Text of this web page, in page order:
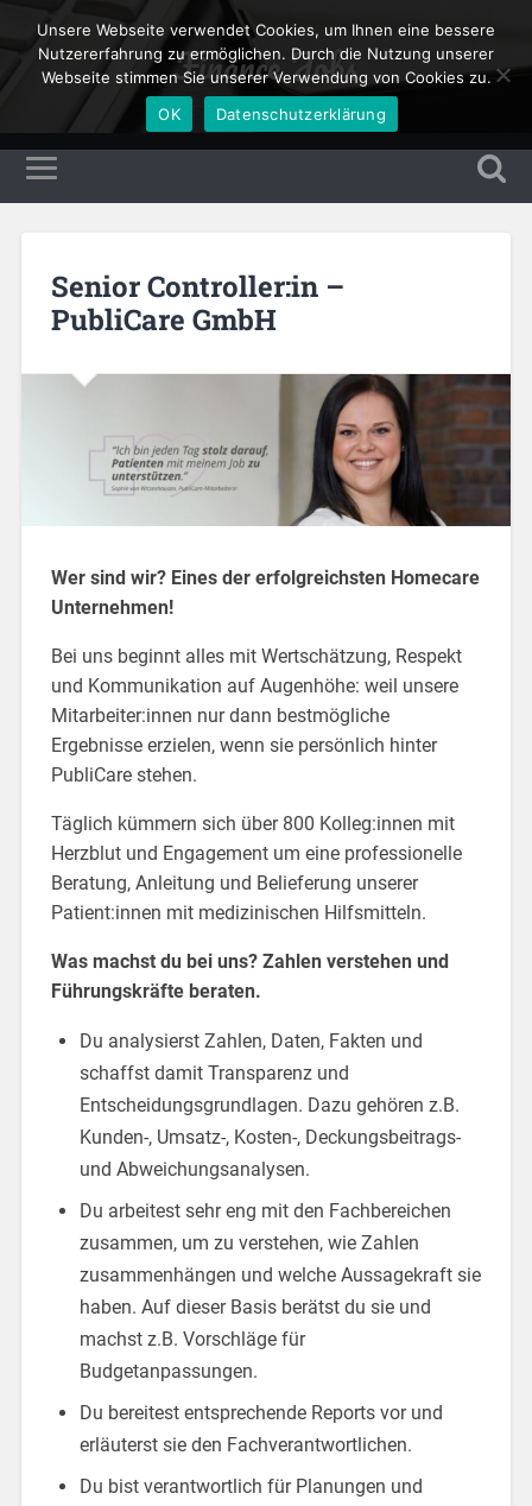
Finance Jobs
Senior Controller:in –
PubliCare GmbH
Wer sind wir? Eines der erfolgreichsten Homecare
Unternehmen!
Bei uns beginnt alles mit Wertschätzung, Respekt
und Kommunikation auf Augenhöhe: weil unsere
Mitarbeiter:innen nur dann bestmögliche
Ergebnisse erzielen, wenn sie persönlich hinter
PubliCare stehen.
Täglich kümmern sich über 800 Kolleg:innen mit
Herzblut und Engagement um eine professionelle
Beratung, Anleitung und Belieferung unserer
Patient:innen mit medizinischen Hilfsmitteln.
Was machst du bei uns? Zahlen verstehen und
Führungskräfte beraten.
Du analysierst Zahlen, Daten, Fakten und
schaffst damit Transparenz und
Entscheidungsgrundlagen. Dazu gehören z.B.
Kunden-, Umsatz-, Kosten-, Deckungsbeitrags-
und Abweichungsanalysen.
Du arbeitest sehr eng mit den Fachbereichen
zusammen, um zu verstehen, wie Zahlen
zusammenhängen und welche Aussagekraft sie
haben. Auf dieser Basis berätst du sie und
machst z.B. Vorschläge für
Budgetanpassungen.
Du bereitest entsprechende Reports vor und
erläuterst sie den Fachverantwortlichen.
Du bist verantwortlich für Planungen und
Unsere Webseite verwendet Cookies, um Ihnen eine bessere
Nutzererfahrung zu ermöglichen. Durch die Nutzung unserer
Webseite stimmen Sie unserer Verwendung von Cookies zu.
OK
Datenschutzerklärung